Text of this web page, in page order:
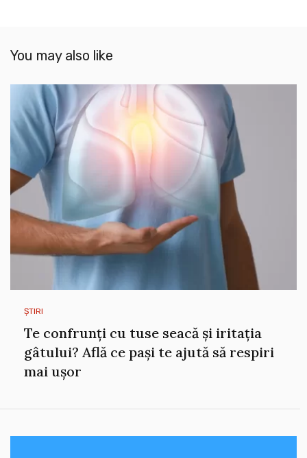
You may also like
ȘTIRI
Te confrunți cu tuse seacă și iritația
gâtului? Află ce pași te ajută să respiri
mai ușor